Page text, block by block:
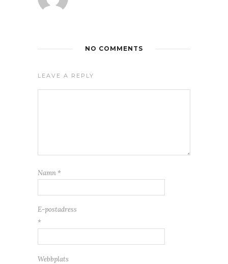
NO COMMENTS
LEAVE A REPLY
Namn *
E-postadress
*
Webbplats